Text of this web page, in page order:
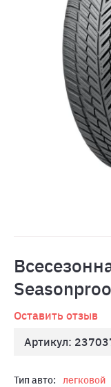
Оставить отзыв
Артикул:
Тип авто: легковой